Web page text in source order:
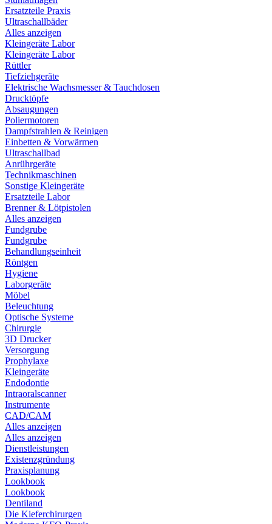
Ersatzteile Praxis
Ultraschallbäder
Alles anzeigen
Kleingeräte Labor
Kleingeräte Labor
Rüttler
Tiefziehgeräte
Elektrische Wachsmesser & Tauchdosen
Drucktöpfe
Absaugungen
Poliermotoren
Dampfstrahlen & Reinigen
Einbetten & Vorwärmen
Ultraschallbad
Anrührgeräte
Technikmaschinen
Sonstige Kleingeräte
Ersatzteile Labor
Brenner & Lötpistolen
Alles anzeigen
Fundgrube
Fundgrube
Behandlungseinheit
Röntgen
Hygiene
Laborgeräte
Möbel
Beleuchtung
Optische Systeme
Chirurgie
3D Drucker
Versorgung
Prophylaxe
Kleingeräte
Endodontie
Intraoralscanner
Instrumente
CAD/CAM
Alles anzeigen
Alles anzeigen
Dienstleistungen
Existenzgründung
Praxisplanung
Lookbook
Lookbook
Dentiland
Die Kieferchirurgen